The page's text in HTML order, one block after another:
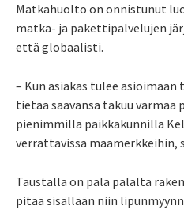
Matkahuolto on onnistunut
matka- ja pakettipalvelujen
että globaalisti.
– Kun asiakas tulee
tietää saavansa takuu varmaa
pienimmillä paikkakunnilla
verrattavissa maamerkkeihin,
Taustalla on pala palalta
pitää sisällään niin